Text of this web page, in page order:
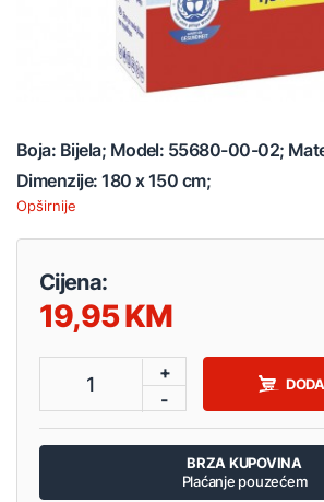
Boja: Bijela; Model: 55680-00-02;
Dimenzije: 180 x 150 cm;
Opširnije
Cijena:
19,95
1
+
-
BRZA KUPOVINA
Plaćanje pouzećem